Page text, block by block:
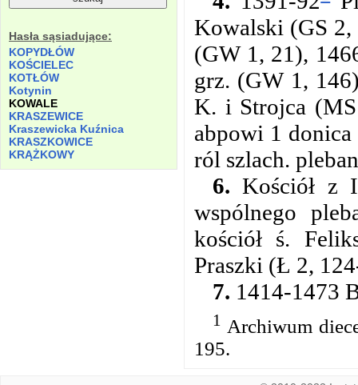
Hasła sąsiadujące:
KOPYDŁÓW
KOŚCIELEC
KOTŁÓW
Kotynin
KOWALE
KRASZEWICE
Kraszewicka Kuźnica
KRASZKOWICE
KRĄŻKOWY
Kowalski (GS 2,
(GW 1, 21),
grz. (GW 1,
K. i Strojca
abpowi 1
ról szlach.
6. Kościół z
wspólnego
kościół ś.
Praszki (Ł 2,
7. 1414-1473
1 Archiwum
195.